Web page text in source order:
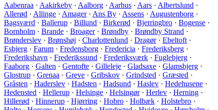
Aabenraa · Aakirkeby · Aalborg · Aarhus · Aars · Albertslund ·
Allerød · Allinge · Amager· Ans By · Assens · Augustenborg ·
Bagsværd · Ballerup · Billund · Birkerød · Bjerringbro · Bogense ·
Bornholm · Brande · Broager· Brøndby · Brøndby Strand ·
Brønderslev · Brønshøj · Charlottenlund · Dragør· Ebeltoft ·
Esbjerg · Farum · Fredensborg · Fredericia · Frederiksberg ·
Frederikshavn · Frederikssund · Frederiksværk · Fuglebjerg ·
Faaborg · Galten · Gentofte · Gilleleje · Gladsaxe · Glamsbjerg ·
Glostrup · Grenaa · Greve · Gribskov · Grindsted · Græsted ·
Gråsten · Haderslev · Hadsten · Hadsund · Haslev · Hedehusene ·
Hedensted · Hellerup · Helsinge · Helsingør· Herlev · Herning ·
Hillerød · Hinnerup · Hjørring · Hobro · Holbæk · Holstebro ·